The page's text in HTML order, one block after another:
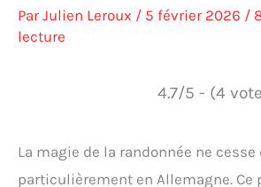
ParJulien Leroux / 5 février 2026 /
lecture
4.7/5 - (4
La magie de la randonnée ne cesse
particulièrement en Allemagne. Ce